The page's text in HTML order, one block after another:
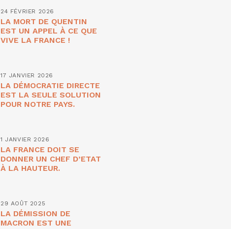
24 FÉVRIER 2026
LA MORT DE QUENTIN
EST UN APPEL À CE QUE
VIVE LA FRANCE !
17 JANVIER 2026
LA DÉMOCRATIE DIRECTE
EST LA SEULE SOLUTION
POUR NOTRE PAYS.
1 JANVIER 2026
LA FRANCE DOIT SE
DONNER UN CHEF D’ETAT
À LA HAUTEUR.
29 AOÛT 2025
LA DÉMISSION DE
MACRON EST UNE